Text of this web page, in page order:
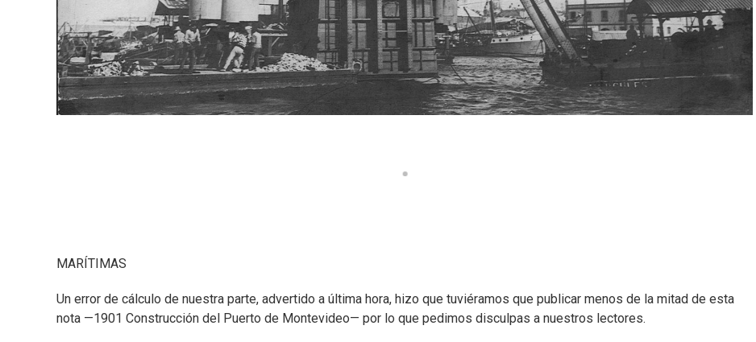
MARÍTIMAS
Un error de cálculo de nuestra parte, advertido a última hora, hizo que tuviéramos que publicar menos de la mitad de esta
nota —1901 Construcción del Puerto de Montevideo— por lo que pedimos disculpas a nuestros lectores.